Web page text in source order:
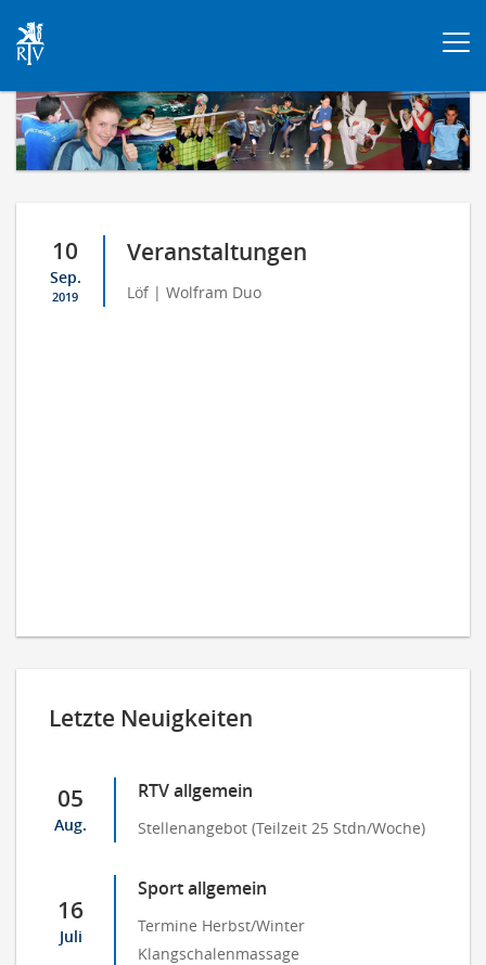
10
Sep.
2019
Veranstaltungen
Löf | Wolfram Duo
Letzte Neuigkeiten
05
Aug.
RTV allgemein
Stellenangebot (Teilzeit 25 Stdn/Woche)
16
Juli
Sport allgemein
Termine Herbst/Winter
Klangschalenmassage